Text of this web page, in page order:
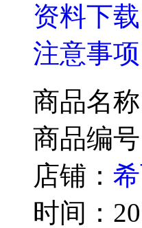
资料下载
注意事项
商品名
商品编
店铺：
时间：